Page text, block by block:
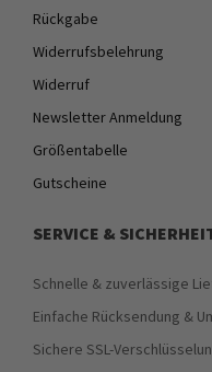
Rückgabe
Widerrufsbelehrung
Widerruf
Newsletter Anmeldung
Größentabelle
Gutscheine
SERVICE &
Schnelle & zuverlässige
Einfache Rücksendung &
Sichere SSL-